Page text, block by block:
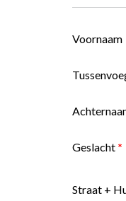
Voornaam
Geslacht *
Straat +